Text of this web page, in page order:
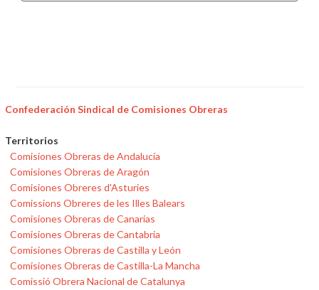
Confederación Sindical de Comisiones Obreras
Territorios
Comisiones Obreras de Andalucía
Comisiones Obreras de Aragón
Comisiones Obreres d'Asturies
Comissions Obreres de les Illes Balears
Comisiones Obreras de Canarias
Comisiones Obreras de Cantabria
Comisiones Obreras de Castilla y León
Comisiones Obreras de Castilla-La Mancha
Comissió Obrera Nacional de Catalunya